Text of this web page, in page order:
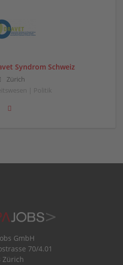
Syndrom Schweiz
Zürich
| Politik
GmbH
70/4.01
Zürich